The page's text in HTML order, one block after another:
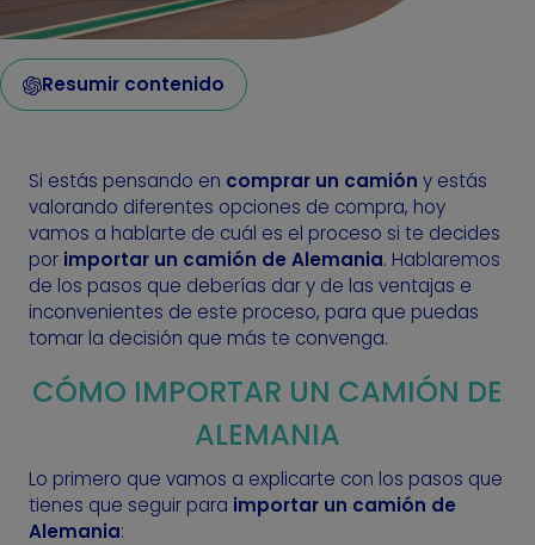
Resumir contenido
Si estás pensando en comprar un camión y estás
valorando diferentes opciones de compra, hoy
vamos a hablarte de cuál es el proceso si te decides
por importar un camión de Alemania. Hablaremos
de los pasos que deberías dar y de las ventajas e
inconvenientes de este proceso, para que puedas
tomar la decisión que más te convenga.
CÓMO IMPORTAR UN CAMIÓN DE
ALEMANIA
Lo primero que vamos a explicarte con los pasos que
tienes que seguir para importar un camión de
Alemania: